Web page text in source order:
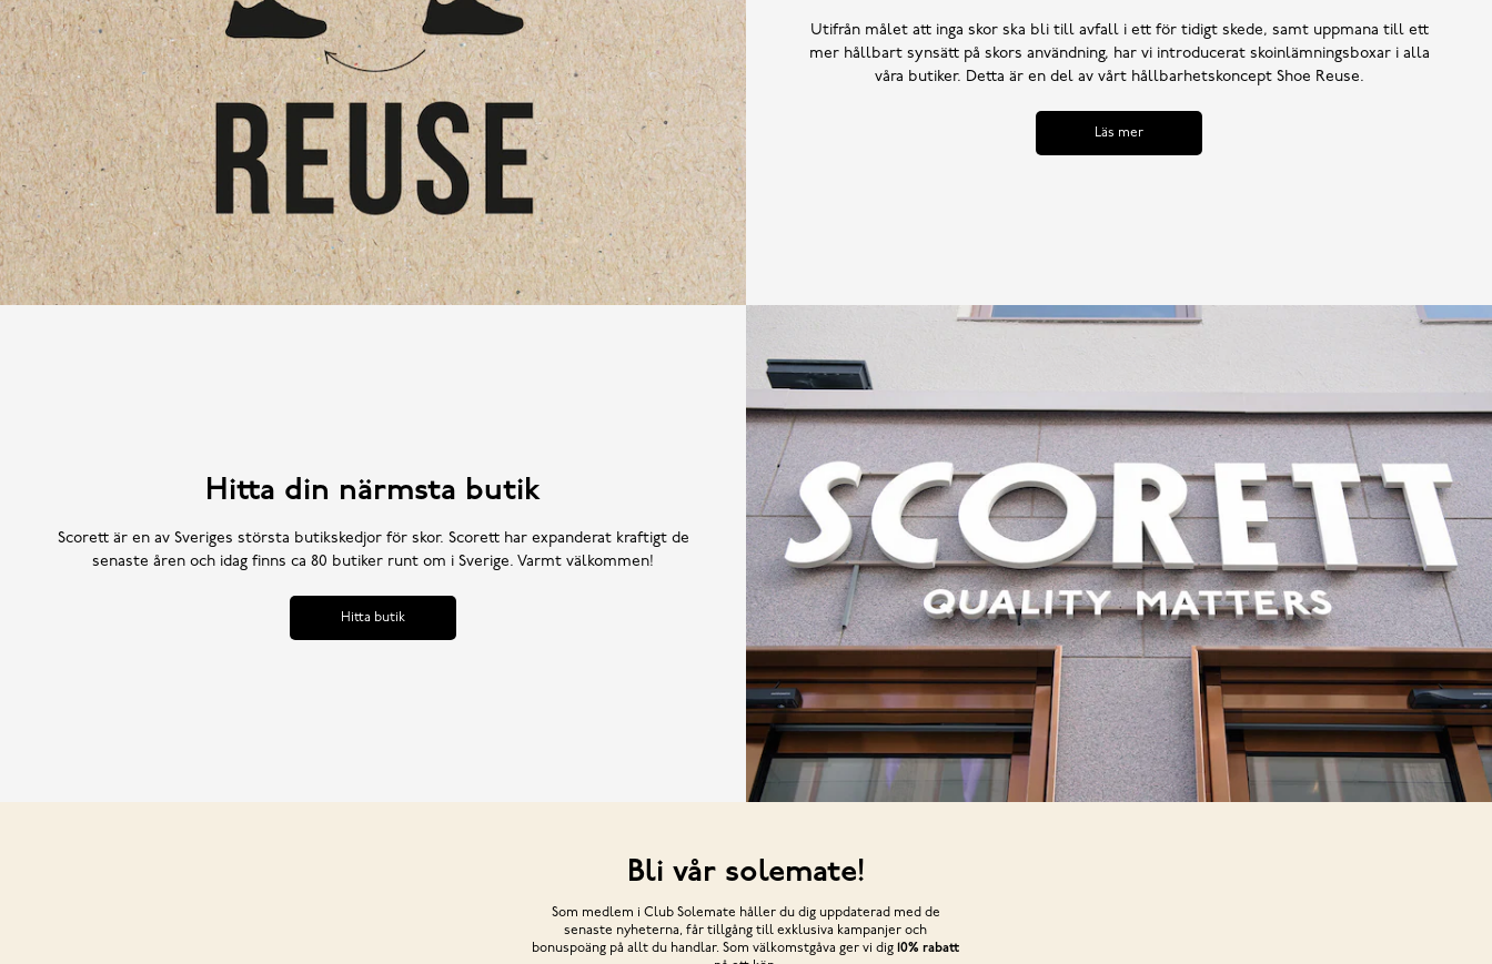
Utifrån målet att inga skor ska bli till avfall i ett för tidigt skede, samt uppmana till ett
mer hållbart synsätt på skors användning, har vi introducerat skoinlämningsboxar i alla
våra butiker. Detta är en del av vårt hållbarhetskoncept Shoe Reuse.
Läs mer
Hitta din närmsta butik
Scorett är en av Sveriges största butikskedjor för skor. Scorett har expanderat kraftigt de
senaste åren och idag finns ca 80 butiker runt om i Sverige. Varmt välkommen!
Hitta butik
Bli vår solemate!
Som medlem i Club Solemate håller du dig uppdaterad med de
senaste nyheterna, får tillgång till exklusiva kampanjer och
bonuspoäng på allt du handlar. Som välkomstgåva ger vi dig 10% rabatt